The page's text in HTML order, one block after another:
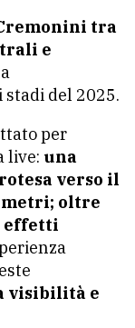
tra
e
del 2025.
per
live: una
verso il
oltre
effetti
visibilità e